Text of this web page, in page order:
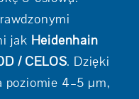
jak Heidenhain
/ CELOS. Dzięki
poziomie 4–5 µm,